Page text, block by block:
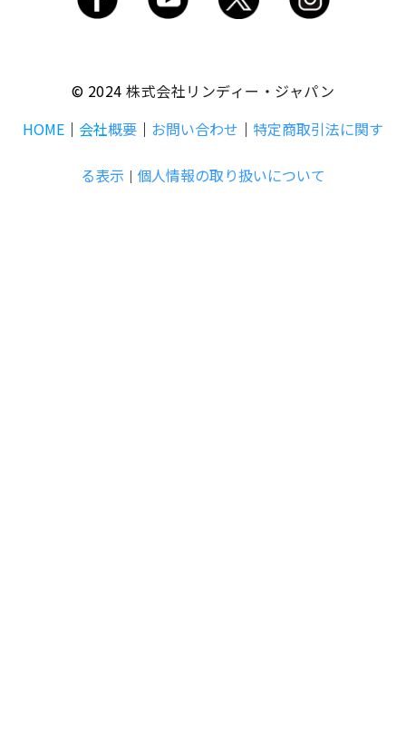
© 2024株式会社リンディー・ジャパン
HOME ｜ 会社概要 ｜ お問い合わせ ｜ 特定商取引法に関す
る表示 ｜ 個人情報の取り扱いについて